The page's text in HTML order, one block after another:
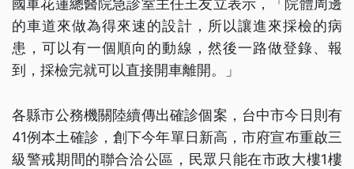
國軍花蓮總醫院急診室主任王友立表示，「院體周邊
的車道來做為得來速的設計，所以讓進來採檢的病
患，可以有一個順向的動線，然後一路做登錄、報
到，採檢完就可以直接開車離開。」
各縣市公務機關陸續傳出確診個案，台中市今日則有
41例本土確診，創下今年單日新高，市府宣布重啟三
級警戒期間的聯合洽公區，民眾只能在市政大樓1樓